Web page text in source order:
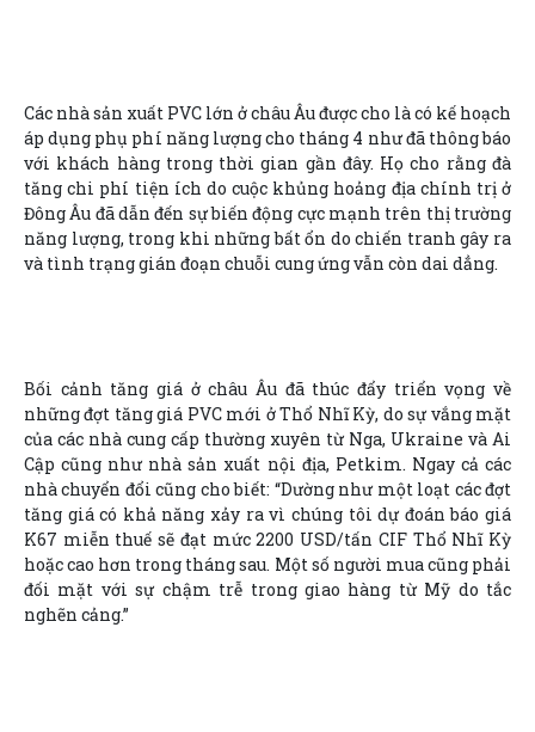
Các nhà sản xuất PVC lớn ở châu Âu được cho là có kế hoạch
áp dụng phụ phí năng lượng cho tháng 4 như đã thông báo
với khách hàng trong thời gian gần đây. Họ cho rằng đà
tăng chi phí tiện ích do cuộc khủng hoảng địa chính trị ở
Đông Âu đã dẫn đến sự biến động cực mạnh trên thị trường
năng lượng, trong khi những bất ổn do chiến tranh gây ra
và tình trạng gián đoạn chuỗi cung ứng vẫn còn dai dẳng.
Bối cảnh tăng giá ở châu Âu đã thúc đẩy triển vọng về
những đợt tăng giá PVC mới ở Thổ Nhĩ Kỳ, do sự vắng mặt
của các nhà cung cấp thường xuyên từ Nga, Ukraine và Ai
Cập cũng như nhà sản xuất nội địa, Petkim. Ngay cả các
nhà chuyển đổi cũng cho biết: “Dường như một loạt các đợt
tăng giá có khả năng xảy ra vì chúng tôi dự đoán báo giá
K67 miễn thuế sẽ đạt mức 2200 USD/tấn CIF Thổ Nhĩ Kỳ
hoặc cao hơn trong tháng sau. Một số người mua cũng phải
đối mặt với sự chậm trễ trong giao hàng từ Mỹ do tắc
nghẽn cảng.”